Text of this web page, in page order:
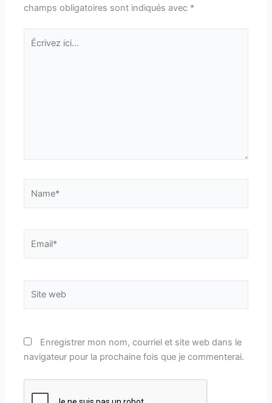
champs obligatoires sont indiqués avec *
Écrivez
ici…
Enregistrer mon nom, courriel et site web dans le
navigateur pour la prochaine fois que je commenterai.